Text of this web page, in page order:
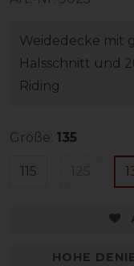
Weidedecke mit
Halsschnitt und
Riding
Größe: 135
115
HOHE